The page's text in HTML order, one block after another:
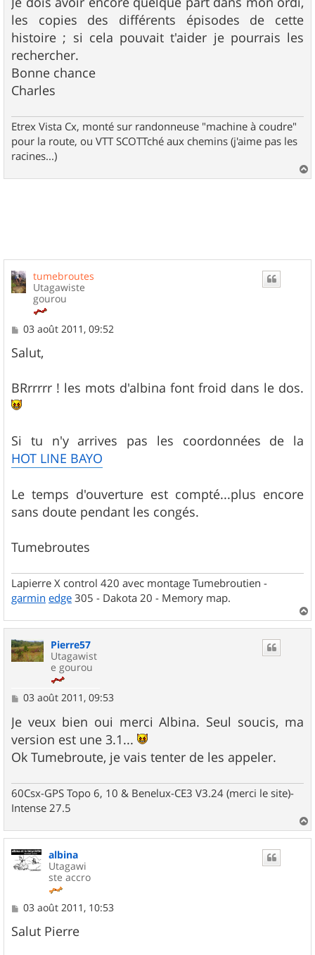
les copies des différents épisodes de cette
histoire ; si cela pouvait t'aider je pourrais les
rechercher.
Bonne chance
Charles
Etrex Vista Cx, monté sur randonneuse "machine à coudre"
pour la route, ou VTT SCOTTché aux chemins (j'aime pas les
racines...)
a
tumebroutes
Utagawiste
gourou
M
s
s
g
e
03 août 2011, 09:52
Salut,
BRrrrrr ! les mots d'albina font froid dans le dos.
Si tu n'y arrives pas les coordonnées de la
HOT LINE BAYO
Le temps d'ouverture est compté...plus encore
sans doute pendant les congés.
Tumebroutes
Lapierre X control 420 avec montage Tumebroutien -
garmin edge 305 - Dakota 20 - Memory map.
a
Pierre57
Utagawist
e gourou
M
s
s
a
g
e
03 août 2011, 09:53
Je veux bien oui merci Albina. Seul soucis, ma
version est une 3.1...
Ok Tumebroute, je vais tenter de les appeler.
60Csx-GPS Topo 6, 10 & Benelux-CE3 V3.24 (merci le site)-
Intense 27.5
a
albina
Utagawi
ste accro
M
s
s
03 août 2011, 10:53
Salut Pierre